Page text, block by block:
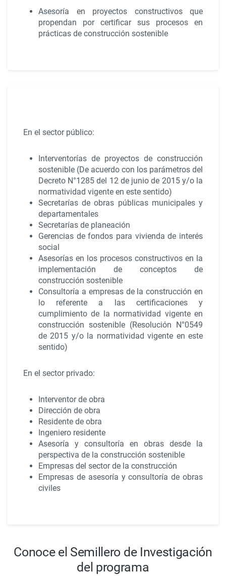
Asesoría en proyectos constructivos que
propendan por certificar sus procesos en
prácticas de construcción sostenible
En el sector público:
Interventorías de proyectos de construcción
sostenible (De acuerdo con los parámetros del
Decreto N°1285 del 12 de junio de 2015 y/o la
normatividad vigente en este sentido)
Secretarías de obras públicas municipales y
departamentales
Secretarías de planeación
Gerencias de fondos para vivienda de interés
social
Asesorías en los procesos constructivos en la
implementación de conceptos de
construcción sostenible
Consultoría a empresas de la construcción en
lo referente a las certificaciones y
cumplimiento de la normatividad vigente en
construcción sostenible (Resolución N°0549
de 2015 y/o la normatividad vigente en este
sentido)
En el sector privado:
Interventor de obra
Dirección de obra
Residente de obra
Ingeniero residente
Asesoría y consultoría en obras desde la
perspectiva de la construcción sostenible
Empresas del sector de la construcción
Empresas de asesoría y consultoría de obras
civiles
Conoce el Semillero de Investigación
del programa